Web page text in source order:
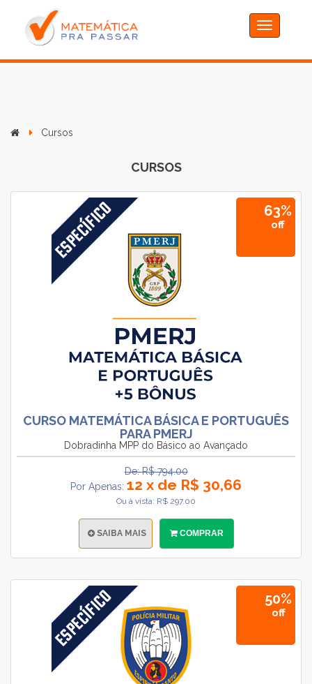
Toggle
navigation
Cursos
CURSOS
63%
off
CURSO MATEMÁTICA BÁSICA E PORTUGUÊS
PARA PMERJ
Dobradinha MPP do Básico ao Avançado
De: R$ 794.00
Por Apenas: 12 x de R$ 30,66
Ou à vista: R$ 297.00
SAIBA MAIS COMPRAR
50%
off